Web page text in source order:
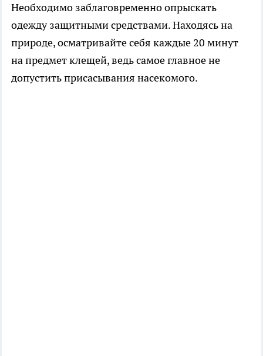
Необходимо заблаговременно опрыскать
одежду защитными средствами. Находясь на
природе, осматривайте себя каждые 20 минут
на предмет клещей, ведь самое главное не
допустить присасывания насекомого.